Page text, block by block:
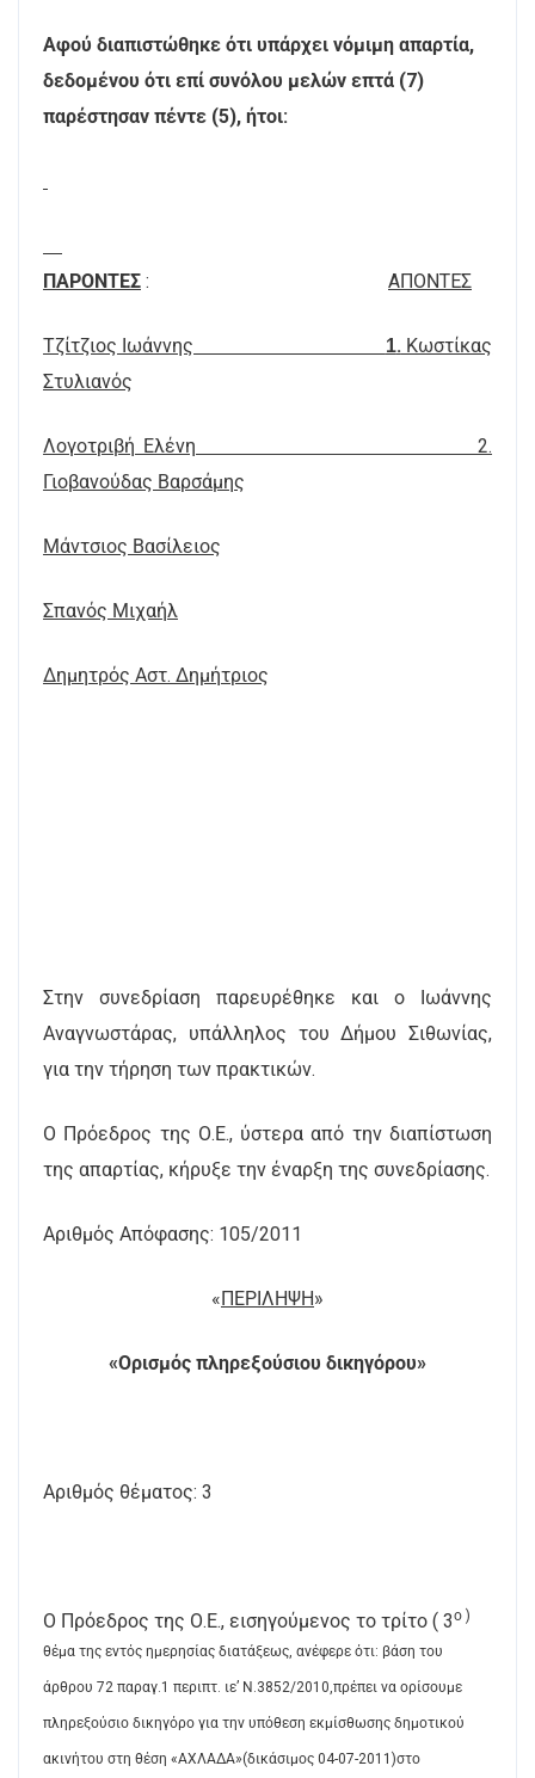
Αφού διαπιστώθηκε ότι υπάρχει νόμιμη απαρτία,
δεδομένου ότι επί συνόλου μελών επτά (7)
παρέστησαν πέντε (5), ήτοι:
ΠΑΡΟΝΤΕΣ : AΠΟΝTEΣ
Τζίτζιος Ιωάννης 1. Κωστίκας
Στυλιανός
Λογοτριβή Ελένη 2.
Γιοβανούδας Βαρσάμης
Μάντσιος Βασίλειος
Σπανός Μιχαήλ
Δημητρός Αστ. Δημήτριος
Στην συνεδρίαση παρευρέθηκε και ο Ιωάννης
Αναγνωστάρας, υπάλληλος του Δήμου Σιθωνίας,
για την τήρηση των πρακτικών.
Ο Πρόεδρος της Ο.Ε., ύστερα από την διαπίστωση
της απαρτίας, κήρυξε την έναρξη της συνεδρίασης.
Αριθμός Απόφασης: 105/2011
«ΠΕΡΙΛΗΨΗ»
«Ορισμός πληρεξούσιου δικηγόρου»
Αριθμός θέματος: 3
Ο Πρόεδρος της Ο.Ε., εισηγούμενος το τρίτο ( 3ο )
θέμα της εντός ημερησίας διατάξεως, ανέφερε ότι: βάση του
άρθρου 72 παραγ.1 περιπτ. ιε’ Ν.3852/2010,πρέπει να ορίσουμε
πληρεξούσιο δικηγόρο για την υπόθεση εκμίσθωσης δημοτικού
ακινήτου στη θέση «ΑΧΛΑΔΑ»(δικάσιμος 04-07-2011)στο